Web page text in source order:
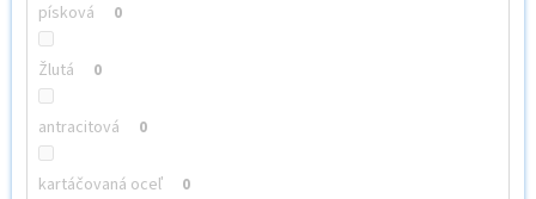
písková 0
Žlutá 0
antracitová 0
kartáčovaná oceľ 0